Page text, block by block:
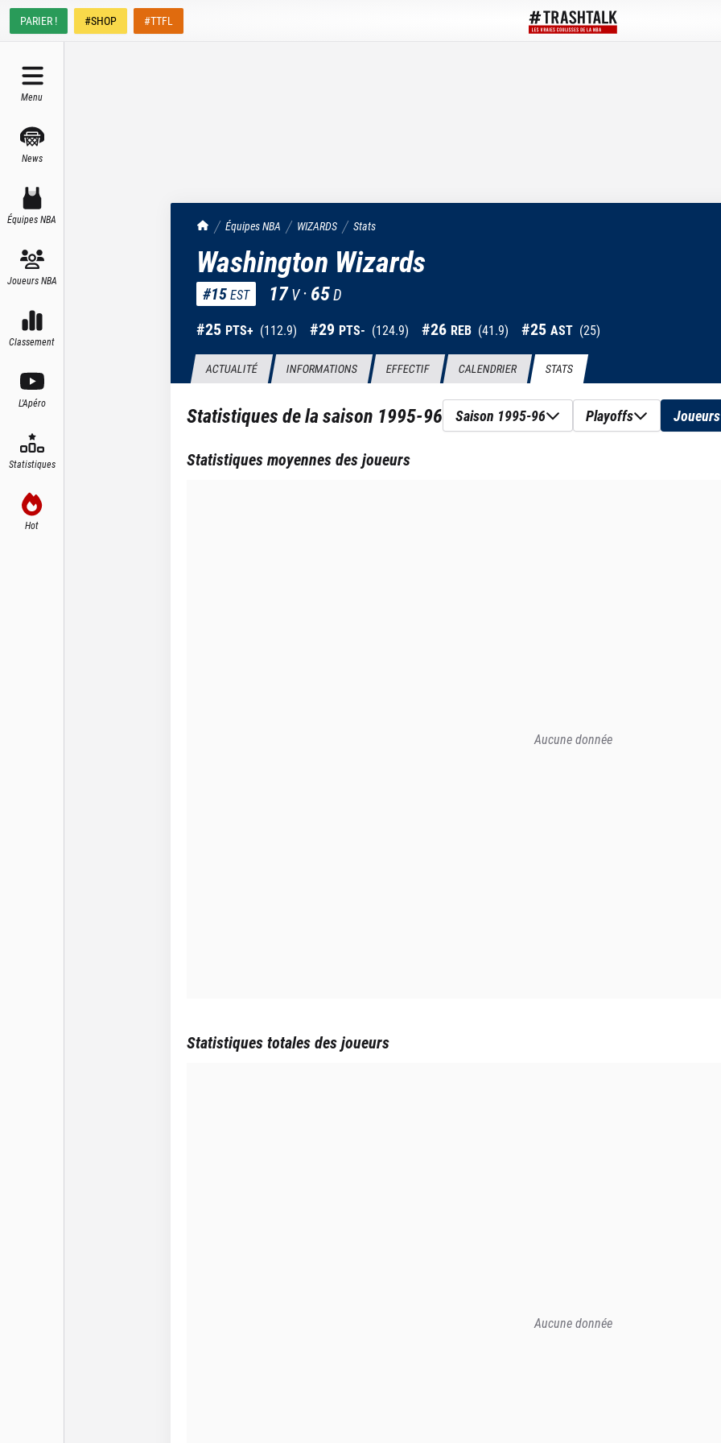
PARIER ! #SHOP #TTFL
Menu
News
Équipes NBA
Joueurs NBA
Classement
L'Apéro
Statistiques
Hot
TrashTalk Actu NBA
Équipes NBA WIZARDS Stats
Washington Wizards
#15EST 17 V ·65D
#25 PTS+ (112.9) #29 PTS- (124.9) #26 REB (41.9) #25 AST (25)
ACTUALITÉ INFORMATIONS EFFECTIF CALENDRIER STATS
Statistiques de la saison 1995-96 Saison 1995-96 Playoffs Joueurs
Statistiques moyennes des joueurs
Aucune donnée
Statistiques totales des joueurs
Aucune donnée